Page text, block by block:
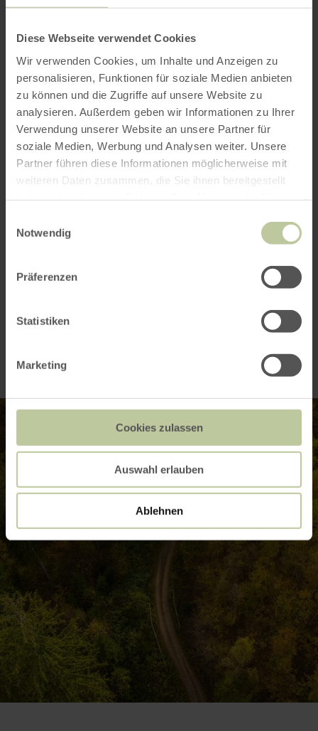
Diese Webseite verwendet Cookies
Wir verwenden Cookies, um Inhalte und Anzeigen zu
personalisieren, Funktionen für soziale Medien anbieten
zu können und die Zugriffe auf unsere Website zu
analysieren. Außerdem geben wir Informationen zu Ihrer
Verwendung unserer Website an unsere Partner für
soziale Medien, Werbung und Analysen weiter. Unsere
Partner führen diese Informationen möglicherweise mit
weiteren Daten zusammen, die Sie ihnen bereitgestellt
Notwendig
Präferenzen
Statistiken
Marketing
Cookies zulassen
Auswahl erlauben
Ablehnen
Hörverstärker ausleihen, wenn sie dies im
Anmeldung für die kostenfreien Touren nicht
erforderlich.
Wir bitten darum, dass sich größere Gruppen ab
10 Personen im Vorfeld unter 02444/9510-0
ankündigen.
Uhrzeit: 14.00 Uhr (mittwochs)
Dauer: 3 Stunden
Kosten: frei
Ort: Parkplatz Abtei Mariawald, an der L249 bei
E-Mail:info@nationalpark-eifel.de
Impressionen